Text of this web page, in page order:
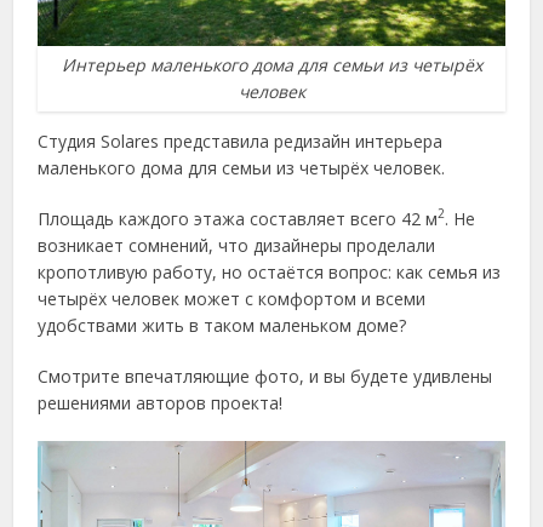
Интерьер маленького дома для семьи из четырёх
человек
Студия Solares представила редизайн интерьера
маленького дома для семьи из четырёх человек.
Площадь каждого этажа составляет всего 42 м2. Не
возникает сомнений, что дизайнеры проделали
кропотливую работу, но остаётся вопрос: как семья из
четырёх человек может с комфортом и всеми
удобствами жить в таком маленьком доме?
Смотрите впечатляющие фото, и вы будете удивлены
решениями авторов проекта!